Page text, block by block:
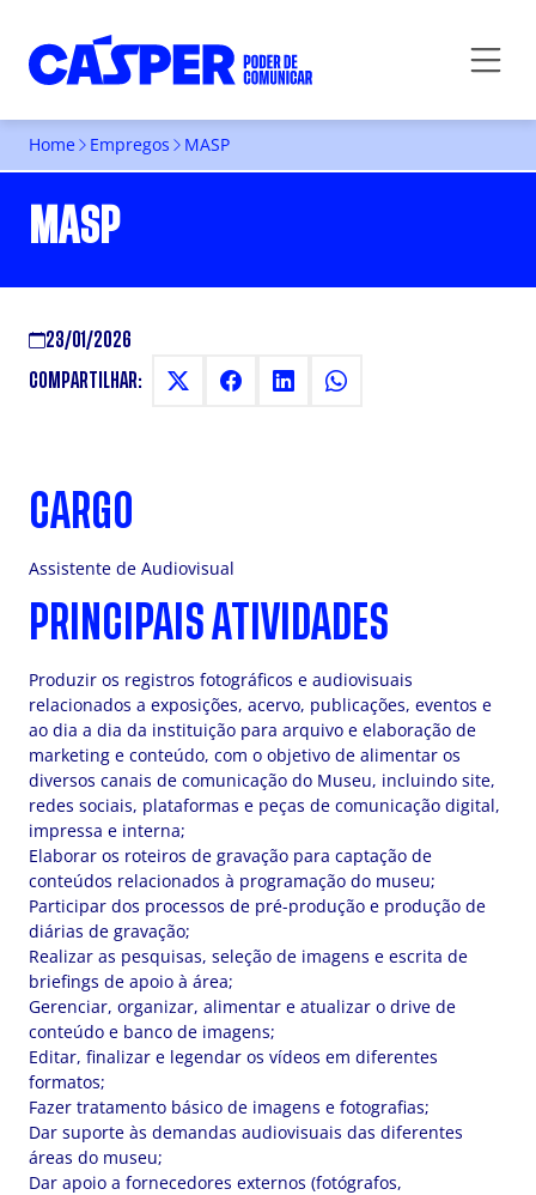
Home Empregos MASP
MASP
23/01/2026
COMPARTILHAR:
CARGO
Assistente de Audiovisual
PRINCIPAIS ATIVIDADES
Produzir os registros fotográficos e audiovisuais
relacionados a exposições, acervo, publicações, eventos e
ao dia a dia da instituição para arquivo e elaboração de
marketing e conteúdo, com o objetivo de alimentar os
diversos canais de comunicação do Museu, incluindo site,
redes sociais, plataformas e peças de comunicação digital,
impressa e interna;
Elaborar os roteiros de gravação para captação de
conteúdos relacionados à programação do museu;
Participar dos processos de pré-produção e produção de
diárias de gravação;
Realizar as pesquisas, seleção de imagens e escrita de
briefings de apoio à área;
Gerenciar, organizar, alimentar e atualizar o drive de
conteúdo e banco de imagens;
Editar, finalizar e legendar os vídeos em diferentes
formatos;
Fazer tratamento básico de imagens e fotografias;
Dar suporte às demandas audiovisuais das diferentes
áreas do museu;
Dar apoio a fornecedores externos (fotógrafos,